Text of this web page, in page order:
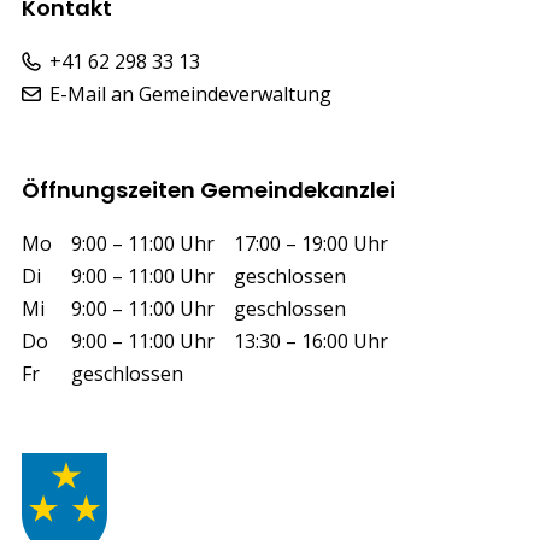
Kontakt
+41 62 298 33 13
E-Mail an Gemeindeverwaltung
Öffnungszeiten Gemeindekanzlei
Wochentag Vormittag Nachmittag
Mo 9:00 – 11:00 Uhr
17:00 – 19:00 Uhr
Di
9:00 – 11:00 Uhr
geschlossen
Mi
9:00 – 11:00 Uhr
geschlossen
Do
9:00 – 11:00 Uhr
13:30 – 16:00 Uhr
Fr
geschlossen